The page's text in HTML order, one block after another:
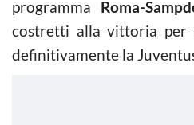
programma Roma-
costretti alla vittoria per
definitivamente la